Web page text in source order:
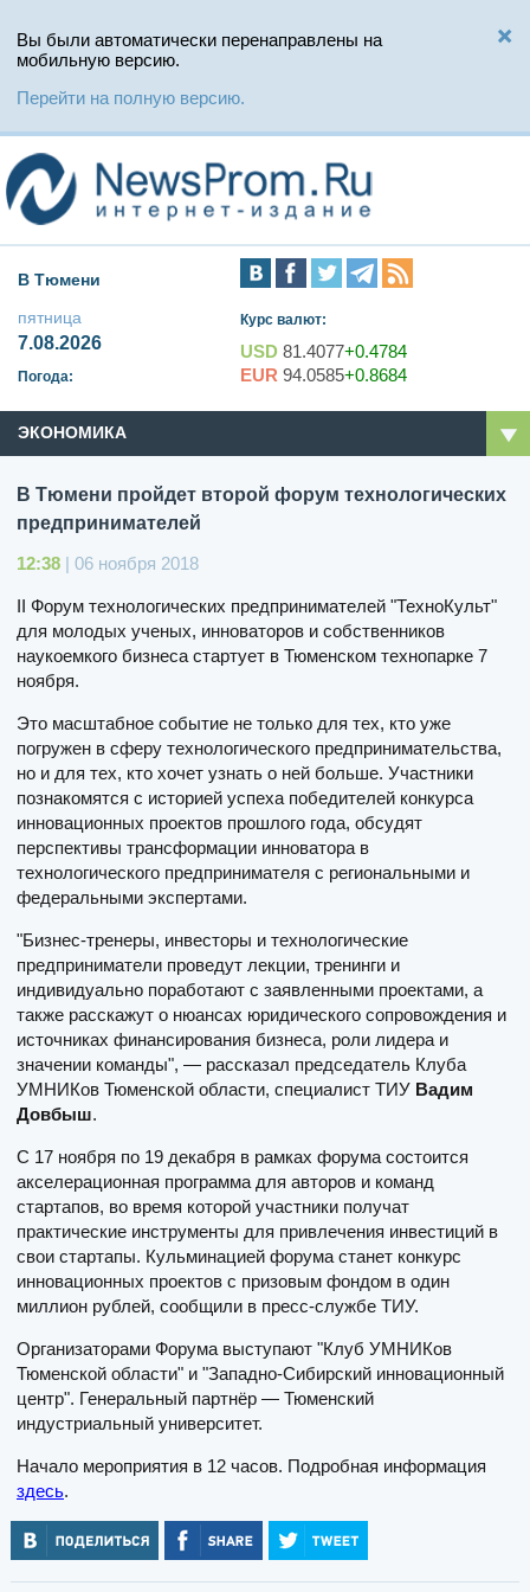
Вы были автоматически перенаправлены на
мобильную версию.
Перейти на полную версию.
В Тюмени
пятница
7.08.2026
Погода:
Курс валют:
USD 81.4077+0.4784
EUR 94.0585+0.8684
ЭКОНОМИКА
В Тюмени пройдет второй форум технологических
предпринимателей
12:38 | 06 ноября 2018
II Форум технологических предпринимателей "ТехноКульт"
для молодых ученых, инноваторов и собственников
наукоемкого бизнеса стартует в Тюменском технопарке 7
ноября.
Это масштабное событие не только для тех, кто уже
погружен в сферу технологического предпринимательства,
но и для тех, кто хочет узнать о ней больше. Участники
познакомятся с историей успеха победителей конкурса
инновационных проектов прошлого года, обсудят
перспективы трансформации инноватора в
технологического предпринимателя с региональными и
федеральными экспертами.
"Бизнес-тренеры, инвесторы и технологические
предприниматели проведут лекции, тренинги и
индивидуально поработают с заявленными проектами, а
также расскажут о нюансах юридического сопровождения и
источниках финансирования бизнеса, роли лидера и
значении команды", — рассказал председатель Клуба
УМНИКов Тюменской области, специалист ТИУ Вадим
Довбыш.
С 17 ноября по 19 декабря в рамках форума состоится
акселерационная программа для авторов и команд
стартапов, во время которой участники получат
практические инструменты для привлечения инвестиций в
свои стартапы. Кульминацией форума станет конкурс
инновационных проектов с призовым фондом в один
миллион рублей, сообщили в пресс-службе ТИУ.
Организаторами Форума выступают "Клуб УМНИКов
Тюменской области" и "Западно-Сибирский инновационный
центр". Генеральный партнёр — Тюменский
индустриальный университет.
Начало мероприятия в 12 часов. Подробная информация
здесь.